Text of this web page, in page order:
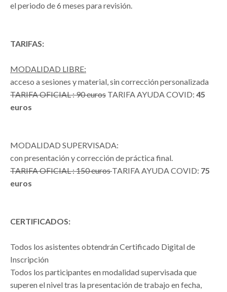
el periodo de 6 meses para revisión.
TARIFAS:
MODALIDAD LIBRE:
acceso a sesiones y material, sin corrección personalizada
TARIFA OFICIAL : 90 euros TARIFA AYUDA COVID: 45
euros
MODALIDAD SUPERVISADA:
con presentación y corrección de práctica final.
TARIFA OFICIAL : 150 eurosTARIFA AYUDA COVID: 75
euros
CERTIFICADOS:
Todos los asistentes obtendrán Certificado Digital de
Inscripción
Todos los participantes en modalidad supervisada que
superen el nivel tras la presentación de trabajo en fecha,